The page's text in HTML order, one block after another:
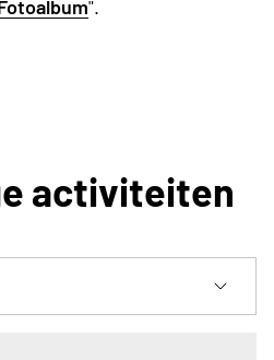
".
activiteiten